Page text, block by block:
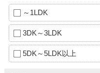
～1LDK
3DK～3LDK
5DK～5LDK以上